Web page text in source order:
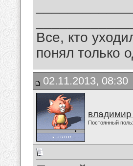
Все, кто
понял только
02.11.2013, 08:30
владимир
Постоянный